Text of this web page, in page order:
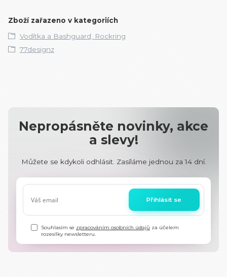
Zboží zařazeno v kategoriích
Vodítka a Bashguard, Rockring
77designz
Nepropásněte novinky, akce
a slevy!
Můžete se kdykoli odhlásit. Zasíláme jednou za 14 dní.
Přihlásit se
Souhlasím se zpracováním osobních údajů za účelem
rozesílky newsletteru.